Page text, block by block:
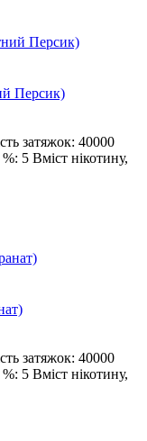
Персик)
затяжок: 40000
%: 5 Вміст нікотину,
затяжок: 40000
%: 5 Вміст нікотину,